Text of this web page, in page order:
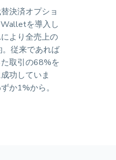
決済オプショ
を導入し
より全売上の
従来であれば
取引の68%を
功していま
か1%から。